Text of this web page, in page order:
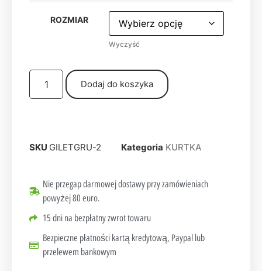
ROZMIAR
Wyczyść
Dodaj do koszyka
SKU GILETGRU-2 Kategoria KURTKA
Nie przegap darmowej dostawy przy zamówieniach
powyżej 80 euro.
15 dni na bezpłatny zwrot towaru
Bezpieczne płatności kartą kredytową, Paypal lub
przelewem bankowym